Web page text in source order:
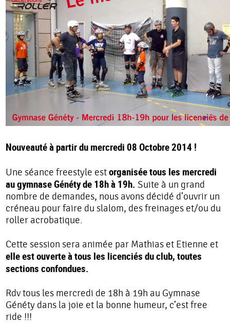
Nouveauté à partir du mercredi 08 Octobre 2014 !
Une séance freestyle estorganisée tous les mercredi
au gymnase Généty de 18h à 19h. Suite à un grand
nombre de demandes, nous avons décidé d’ouvrir un
créneau pour faire du slalom, des freinages et/ou du
roller acrobatique.
Cette session sera animée par Mathias et Etienne et
elle est ouverte à tous les licenciés du club, toutes
sections confondues.
Rdv tous les mercredi de 18h à 19h au Gymnase
Généty dans la joie et la bonne humeur, c’est free
ride !!!